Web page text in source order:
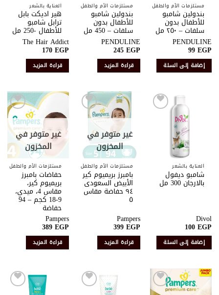
مستلزمات الأم والطفل
بندولين شامبو
للأطفال بدون
سلفات – ٢٥٠ مل
PENDULINE
99EGP
إضافة إلى السلة
مستلزمات الأم والطفل
بندولين شامبو
للأطفال بدون
سلفات – 450 مل
PENDULINE
245EGP
قراءة المزيد
العناية بالشعر
هير اديكت بابل
ترابل شامبو
للأطفال -250 مل
The Hair Addict
170EGP
قراءة المزيد
العناية بالشعر
شامبو ديفول
بالارجان 300 مل
Divol
100EGP
إضافة إلى السلة
أضف
قائمة
الرغبات
غير متوفر في
المخزون
مستلزمات الأم والطفل
بامبرز بريميوم كير
الأبيض السعودى
٩٤ حفاضة مقاس
٥
Pampers
399EGP
قراءة المزيد
أضف
إلى
قائمة
الرغبات
غير متوفر في
المخزون
مستلزمات الأم والطفل
حفاضات بامبرز
بريميوم كير،
مقاس 4، ميدي،
9-18 كجم – 94
حفاضة
Pampers
389EGP
قراءة المزيد